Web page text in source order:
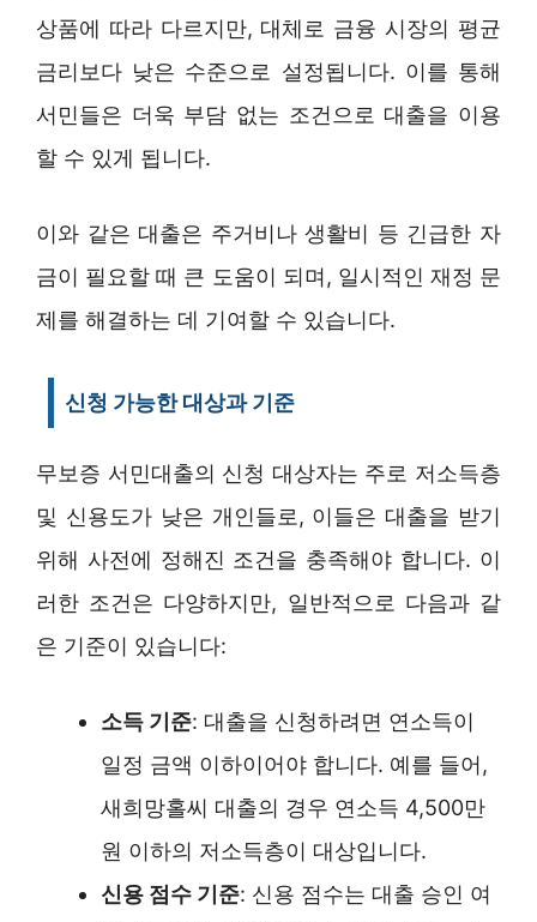
상품에 따라 다르지만, 대체로 금융 시장의 평균
금리보다 낮은 수준으로 설정됩니다. 이를 통해
서민들은 더욱 부담 없는 조건으로 대출을 이용
할 수 있게 됩니다.
이와 같은 대출은 주거비나 생활비 등 긴급한 자
금이 필요할 때 큰 도움이 되며, 일시적인 재정 문
제를 해결하는 데 기여할 수 있습니다.
신청 가능한 대상과 기준
무보증 서민대출의 신청 대상자는 주로 저소득층
및 신용도가 낮은 개인들로, 이들은 대출을 받기
위해 사전에 정해진 조건을 충족해야 합니다. 이
러한 조건은 다양하지만, 일반적으로 다음과 같
은 기준이 있습니다:
소득 기준: 대출을 신청하려면 연소득이
일정 금액 이하이어야 합니다. 예를 들어,
새희망홀씨 대출의 경우 연소득 4,500만
원 이하의 저소득층이 대상입니다.
신용 점수 기준: 신용 점수는 대출 승인 여